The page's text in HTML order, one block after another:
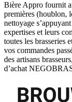
Bière Appro fournit
premières (houblon,
nettoyage
expertises et leurs
toutes les brasseries
vos commandes
des artisans
d’achat